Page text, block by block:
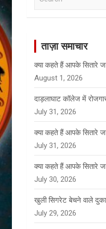
ताज़ा समाचार
क्या कहते हैं आपके सितारे
August 1, 2026
दाड़लाघाट कॉलेज में
July 31, 2026
क्या कहते हैं आपके सितारे
July 31, 2026
क्या कहते हैं आपके सितारे
July 30, 2026
खुली सिगरेट बेचने वाले
July 29, 2026